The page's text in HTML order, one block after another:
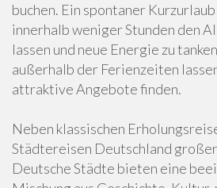
buchen. Ein spontaner
innerhalb weniger Stunden den
lassen und neue Energie zu
außerhalb der Ferienzeiten
attraktive Angebote finden.
Neben klassischen
Städtereisen Deutschland
Deutsche Städte bieten eine